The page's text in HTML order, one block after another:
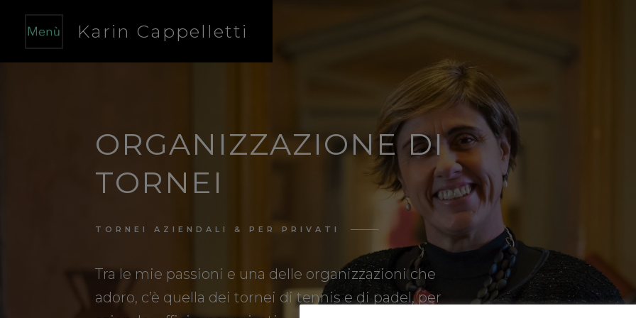
Karin Cappelletti
ORGANIZZAZIONE DI
TORNEI
TORNEI AZIENDALI & PER PRIVATI
Tra le mie passioni e una delle organizzazioni che
adoro, c’è quella dei tornei di tennis e di padel, per